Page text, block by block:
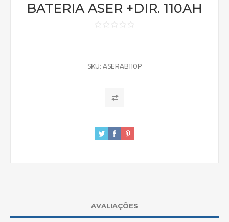
BATERIA ASER +DIR. 110AH
SKU: ASERAB110P
AVALIAÇÕES